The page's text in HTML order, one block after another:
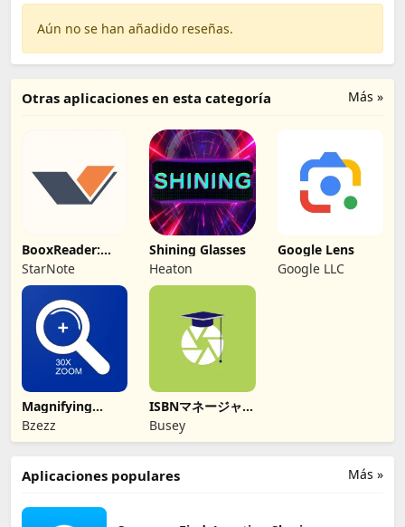
Aún no se han añadido reseñas.
Más »
Otras aplicaciones en esta categoría
BooxReader:
Lector EPUB y
PDF
StarNote
Shining Glasses
Heaton
Google Lens
Google LLC
Magnifying
Glasses -
Magnifier
Bzezz
ISBNマネージャー
(本のISBN読み取
り・文字認識)
Busey
Más »
Aplicaciones populares